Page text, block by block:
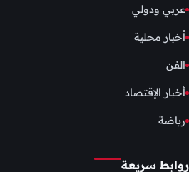
عربي ودولي
أخبار محلية
الفن
أخبار الإقتصاد
رياضة
روابط سريعة